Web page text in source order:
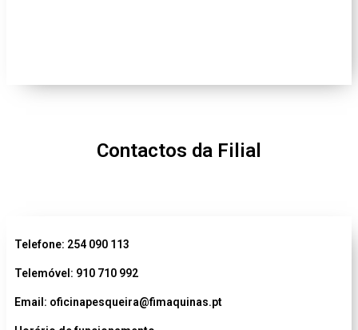
Contactos da Filial
Telefone: 254 090 113
Telemóvel: 910 710 992
Email: oficinapesqueira@fimaquinas.pt